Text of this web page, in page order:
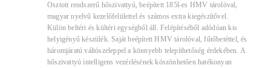
Osztott rendszerű hőszivattyú, beépített 185l-es HMV tárolóval,
magyar nyelvű kezelőfelülettel és számos extra kiegészítővel.
Külön beltéri és kültéri egységből áll. Felépítéséből adódóan kis
helyigényű készülék. Saját beépített HMV tárolóval, fűtőbetéttel, és
háromjáratú váltószeleppel a könnyebb telepíthetőség érdekében. A
hőszivattyú intelligens vezérlésének köszönhetően hatékonyan